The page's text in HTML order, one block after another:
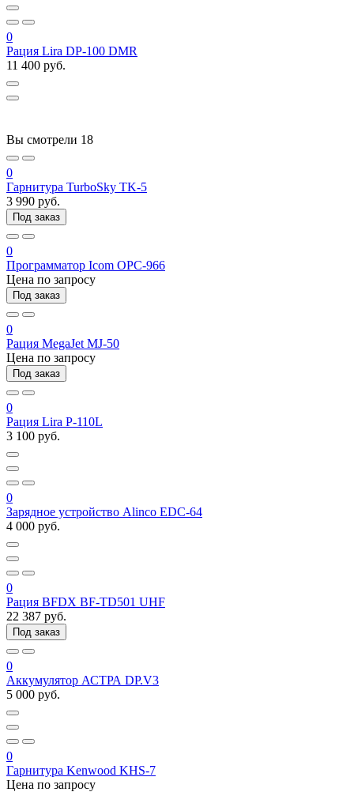
0
Рация Lira DP-100 DMR
11 400 руб.
Вы смотрели 18
0
Гарнитура TurboSky TK-5
3 990 руб.
Под заказ
0
Программатор Icom OPC-966
Цена по запросу
Под заказ
0
Рация MegaJet MJ-50
Цена по запросу
Под заказ
0
Рация Lira P-110L
3 100 руб.
0
Зарядное устройство Alinco EDC-64
4 000 руб.
0
Рация BFDX BF-TD501 UHF
22 387 руб.
Под заказ
0
Аккумулятор АСТРА DP.V3
5 000 руб.
0
Гарнитура Kenwood KHS-7
Цена по запросу